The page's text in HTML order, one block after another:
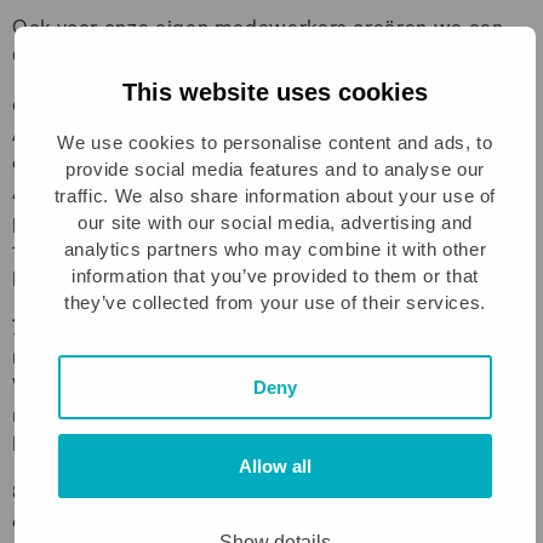
This website uses cookies
We use cookies to personalise content and ads, to
provide social media features and to analyse our
traffic. We also share information about your use of
our site with our social media, advertising and
analytics partners who may combine it with other
information that you’ve provided to them or that
they’ve collected from your use of their services.
Deny
Allow all
Ook voor onze eigen medewerkers creëren we een
COVID-veilige werkomgeving. ​
6. Onze kantoorlocaties in Rotterdam en
Amsterdam zijn gesloten, bezoek ontmoeten we
online.
Alle vergaderingen en kennismakingen vinden online
plaats (waar onze backoffice en ondersteunende
functies zijn gevestigd)​. Fysieke meetings en
bijeenkomsten zijn geannuleerd.
7. Medewerkers werken volledig online en waar
mogelijk vanuit huis: minimale bezetting op kantoor.
We creëren een veilige werkomgeving voor onze
medewerkers, daarom werken we met een minimale
8. Alle Greyt bijeenkomsten en events zijn tot 1
december 2020 online.